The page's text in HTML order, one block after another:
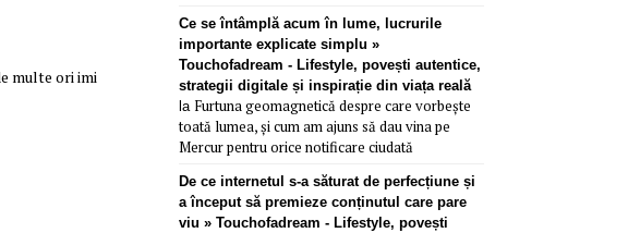
multe ori imi
Ce se întâmplă acum în lume, lucrurile
importante explicate simplu »
Touchofadream - Lifestyle, povești autentice,
strategii digitale și inspirație din viața reală
la Furtuna geomagnetică despre care vorbește
toată lumea, și cum am ajuns să dau vina pe
Mercur pentru orice notificare ciudată
De ce internetul s-a săturat de perfecțiune și
a început să premieze conținutul care pare
viu » Touchofadream - Lifestyle, povești